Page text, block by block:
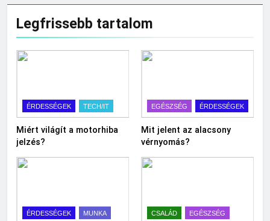
Legfrissebb tartalom
ÉRDESSÉGEK TECH/IT
Miért világít a motorhiba
jelzés?
EGÉSZSÉG ÉRDESSÉGEK
Mit jelent az alacsony
vérnyomás?
ÉRDESSÉGEK MUNKA CSALÁD EGÉSZSÉG